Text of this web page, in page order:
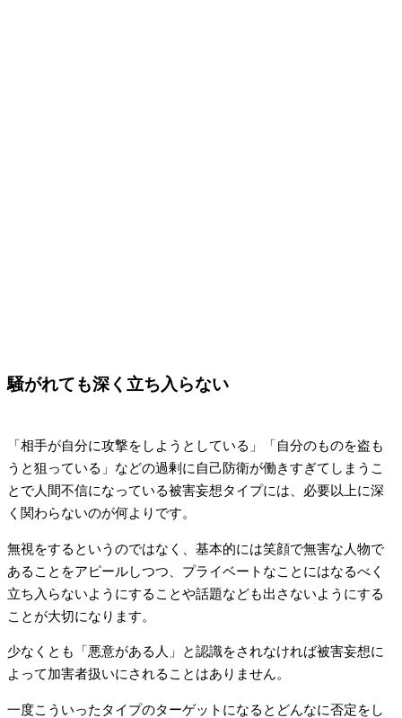
騒がれても深く立ち入らない
「相手が自分に攻撃をしようとしている」「自分のものを盗も
うと狙っている」などの過剰に自己防衛が働きすぎてしまうこ
とで人間不信になっている被害妄想タイプには、必要以上に深
く関わらないのが何よりです。
無視をするというのではなく、基本的には笑顔で無害な人物で
あることをアピールしつつ、プライベートなことにはなるべく
立ち入らないようにすることや話題なども出さないようにする
ことが大切になります。
少なくとも「悪意がある人」と認識をされなければ被害妄想に
よって加害者扱いにされることはありません。
一度こういったタイプのターゲットになるとどんなに否定をし